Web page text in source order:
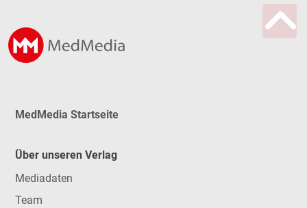
MedMedia Startseite
Über unseren Verlag
Mediadaten
Team